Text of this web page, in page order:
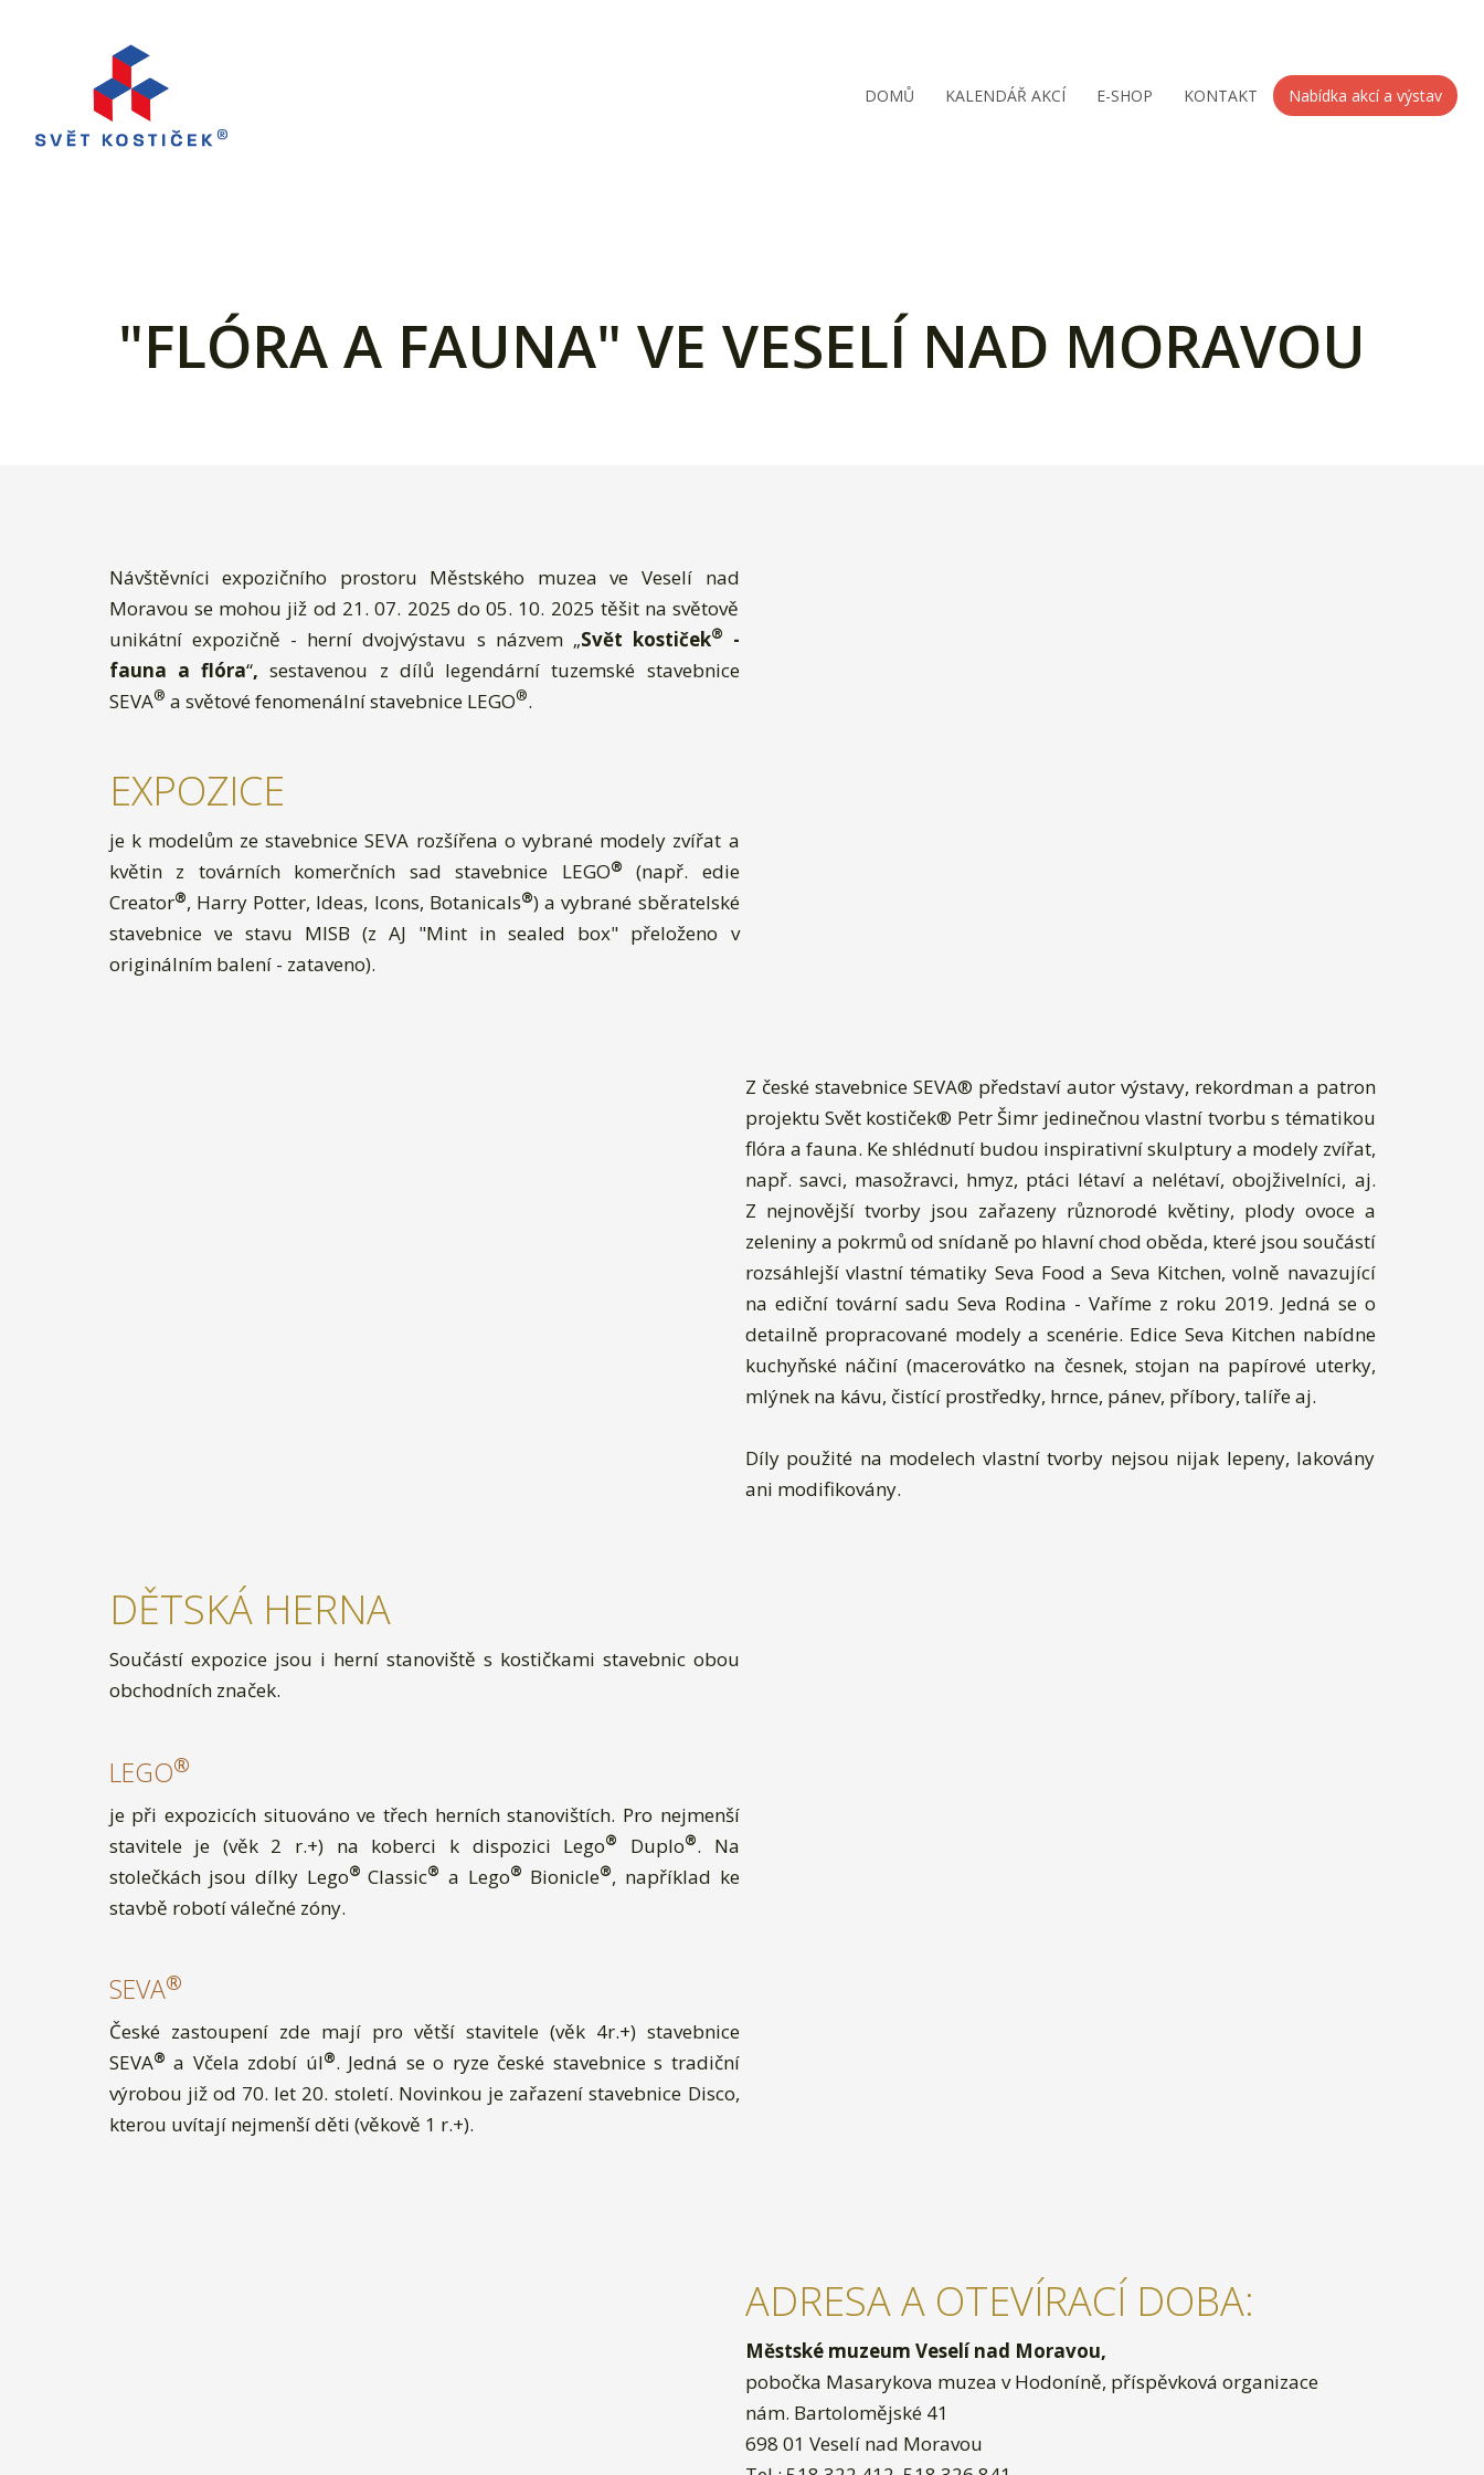
DOMŮ KALENDÁŘ AKCÍ E-SHOP KONTAKT Nabídka akcí a výstav
"FLÓRA A FAUNA" VE VESELÍ NAD MORAVOU
Návštěvníci expozičního prostoru Městského muzea ve Veselí nad
Moravou se mohou již od 21. 07. 2025 do 05. 10. 2025 těšit na světově
unikátní expozičně - herní dvojvýstavu s názvem „Svět kostiček® -
fauna a flóra“,sestavenou z dílů legendární tuzemské stavebnice
SEVA® a světové fenomenální stavebnice LEGO®.
EXPOZICE
je k modelům ze stavebnice SEVA rozšířena o vybrané modely zvířat a
květin z továrních komerčních sad stavebnice LEGO®
(např. edie
Creator®, Harry Potter, Ideas, Icons, Botanicals®) a vybrané sběratelské
stavebnice ve stavu MISB (z AJ "Mint in sealed box" přeloženo v
originálním balení - zataveno).
Z české stavebnice SEVA® představí autor výstavy, rekordman a patron
projektu Svět kostiček® Petr Šimr jedinečnou vlastní tvorbu s tématikou
flóra a fauna. Ke shlédnutí budou inspirativní skulptury a modely zvířat,
např. savci, masožravci, hmyz, ptáci létaví a nelétaví, obojživelníci, aj.
Z nejnovější tvorby jsou zařazeny různorodé květiny, plody ovoce a
zeleniny a pokrmů od snídaně po hlavní chod oběda, které jsou součástí
rozsáhlejší vlastní tématiky Seva Food a Seva Kitchen, volně navazující
na ediční tovární sadu Seva Rodina - Vaříme z roku 2019. Jedná se o
detailně propracované modely a scenérie. Edice Seva Kitchen nabídne
kuchyňské náčiní (macerovátko na česnek, stojan na papírové uterky,
mlýnek na kávu, čistící prostředky, hrnce, pánev, příbory, talíře aj.
Díly použité na modelech vlastní tvorby nejsou nijak lepeny, lakovány
ani modifikovány.
DĚTSKÁ HERNA
Součástí expozice jsou i herní stanoviště s kostičkami stavebnic obou
obchodních značek.
LEGO®
je při expozicích situováno ve třech herních stanovištích. Pro nejmenší
stavitele je (věk 2 r.+) na koberci k dispozici Lego® Duplo®. Na
stolečkách jsou dílky Lego®Classic® a Lego® Bionicle®, například ke
stavbě robotí válečné zóny.
SEVA®
České zastoupení zde mají pro větší stavitele (věk 4r.+) stavebnice
SEVA® a Včela zdobí úl®. Jedná se o ryze české stavebnice s tradiční
výrobou již od 70. let 20. století. Novinkou je zařazení stavebnice Disco,
kterou uvítají nejmenší děti (věkově 1 r.+).
ADRESA A OTEVÍRACÍ DOBA:
Městské muzeum Veselí nad Moravou,
pobočka Masarykova muzea v Hodoníně, příspěvková organizace
nám. Bartolomějské 41
698 01 Veselí nad Moravou